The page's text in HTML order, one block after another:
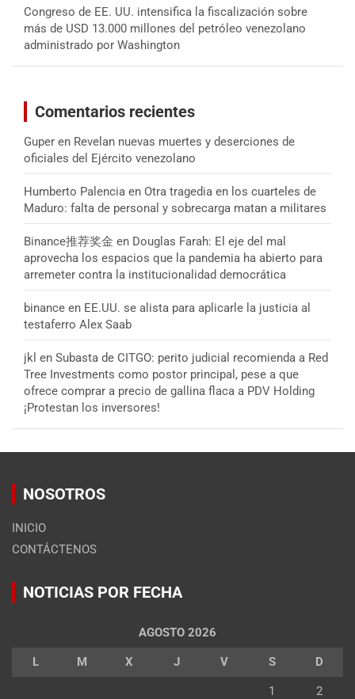
Congreso de EE. UU. intensifica la fiscalización sobre
más de USD 13.000 millones del petróleo venezolano
administrado por Washington
Comentarios recientes
Guper en Revelan nuevas muertes y deserciones de
oficiales del Ejército venezolano
Humberto Palencia en Otra tragedia en los cuarteles de
Maduro: falta de personal y sobrecarga matan a militares
Binance推荐奖金 en Douglas Farah: El eje del mal
aprovecha los espacios que la pandemia ha abierto para
arremeter contra la institucionalidad democrática
binance en EE.UU. se alista para aplicarle la justicia al
testaferro Alex Saab
jkl en Subasta de CITGO: perito judicial recomienda a Red
Tree Investments como postor principal, pese a que
ofrece comprar a precio de gallina flaca a PDV Holding
¡Protestan los inversores!
NOSOTROS
INICIO
CONTÁCTENOS
NOTICIAS POR FECHA
AGOSTO 2026
L M X J V S D
1 2